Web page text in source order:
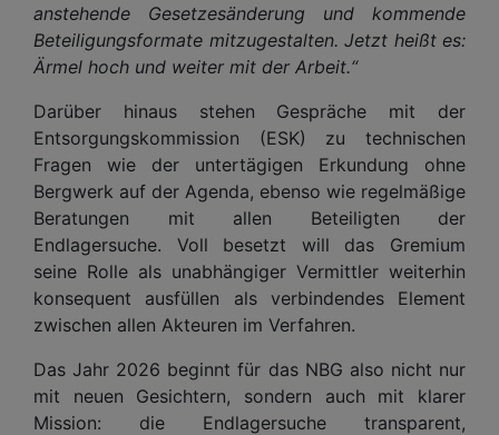
anstehende Gesetzesänderung und kommende
Beteiligungsformate mitzugestalten. Jetzt heißt es:
Ärmel hoch und weiter mit der Arbeit.“
Darüber hinaus stehen Gespräche mit der
Entsorgungskommission (ESK) zu technischen
Fragen wie der untertägigen Erkundung ohne
Bergwerk auf der Agenda, ebenso wie regelmäßige
Beratungen mit allen Beteiligten der
Endlagersuche. Voll besetzt will das Gremium
seine Rolle als unabhängiger Vermittler weiterhin
konsequent ausfüllen als verbindendes Element
zwischen allen Akteuren im Verfahren.
Das Jahr 2026 beginnt für das NBG also nicht nur
mit neuen Gesichtern, sondern auch mit klarer
Mission: die Endlagersuche transparent,